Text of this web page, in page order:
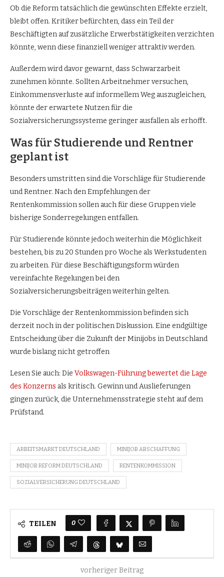
Ob die Reform tatsächlich die gewünschten Effekte erzielt,
bleibt offen. Kritiker befürchten, dass ein Teil der
Beschäftigten auf zusätzliche Erwerbstätigkeiten verzichten
könnte, wenn diese finanziell weniger attraktiv werden.
Außerdem wird davor gewarnt, dass Schwarzarbeit
zunehmen könnte. Sollten Arbeitnehmer versuchen,
Einkommensverluste auf informellem Weg auszugleichen,
könnte der erwartete Nutzen für die
Sozialversicherungssysteme geringer ausfallen als erhofft.
Was für Studierende und Rentner
geplant ist
Besonders umstritten sind die Vorschläge für Studierende
und Rentner. Nach den Empfehlungen der
Rentenkommission sollen auch für diese Gruppen viele
bisherige Sonderregelungen entfallen.
Für Studierende könnte jedoch weiterhin die Möglichkeit
bestehen, bis zu 20 Stunden pro Woche als Werkstudenten
zu arbeiten. Für diese Beschäftigungsform würden
vereinfachte Regelungen bei den
Sozialversicherungsbeiträgen weiterhin gelten.
Die Vorschläge der Rentenkommission befinden sich
derzeit noch in der politischen Diskussion. Eine endgültige
Entscheidung über die Zukunft der Minijobs in Deutschland
wurde bislang nicht getroffen
Lesen Sie auch: Die Volkswagen-Führung bewertet die Lage
des Konzerns als kritisch. Gewinn und Auslieferungen
gingen zurück, die Unternehmensstrategie steht auf dem
Prüfstand.
ARBEITSMARKT DEUTSCHLAND MINIJOB ABSCHAFFUNG
MINIJOB REFORM DEUTSCHLAND RENTENKOMMISSION
SOZIALVERSICHERUNG DEUTSCHLAND
TEILEN 0
vorheriger Beitrag